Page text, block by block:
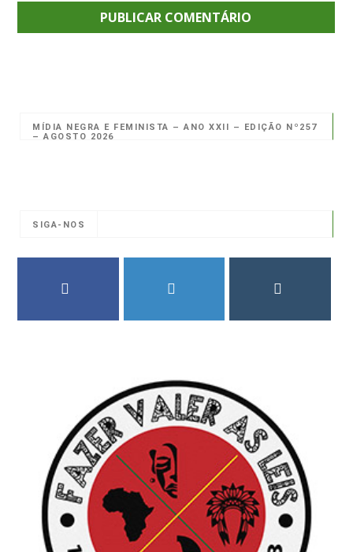
MÍDIA NEGRA E FEMINISTA – ANO XXII – EDIÇÃO Nº257
– AGOSTO 2026
SIGA-NOS